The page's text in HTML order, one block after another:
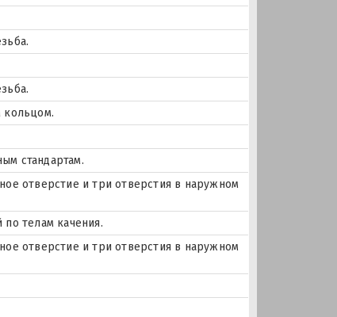
кольцом.
стандартам.
отверстие и три отверстия в наружном
телам качения.
отверстие и три отверстия в наружном